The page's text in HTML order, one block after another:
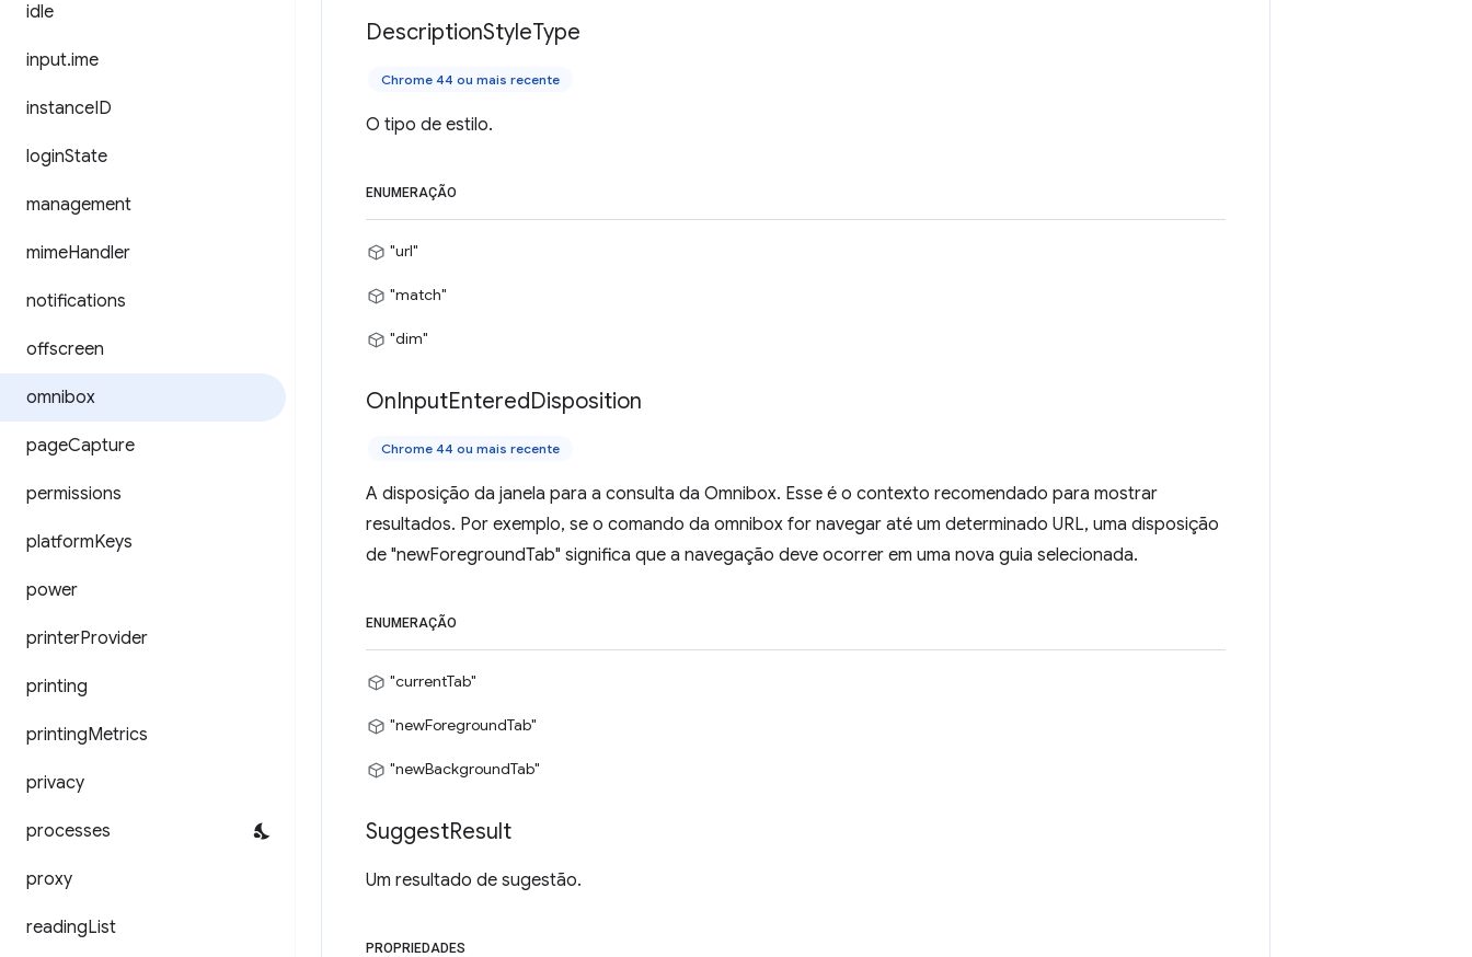
idle
input.ime
instanceID
loginState
management
mimeHandler
notifications
offscreen
omnibox
pageCapture
permissions
platformKeys
power
printerProvider
printing
printingMetrics
privacy
processes
proxy
readingList
DescriptionStyleType
Chrome 44 ou mais recente
O tipo de estilo.
ENUMERAÇÃO
"url"
"match"
"dim"
OnInputEnteredDisposition
Chrome 44 ou mais recente
A disposição da janela para a consulta da Omnibox. Esse é o contexto recomendado para mostrar
resultados. Por exemplo, se o comando da omnibox for navegar até um determinado URL, uma disposição
de "newForegroundTab" significa que a navegação deve ocorrer em uma nova guia selecionada.
ENUMERAÇÃO
"currentTab"
"newForegroundTab"
"newBackgroundTab"
SuggestResult
Um resultado de sugestão.
PROPRIEDADES